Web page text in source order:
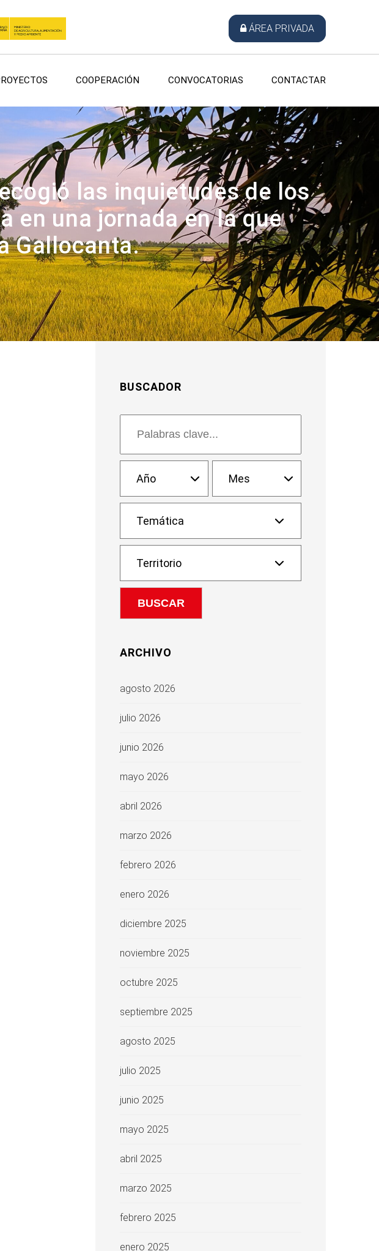
ÁREA PRIVADA
COOPERACIÓN CONVOCATORIAS CONTACTAR
las inquietudes de los
en una jornada en la que
Gallocanta.
BUSCADOR
ARCHIVO
agosto 2026
julio 2026
junio 2026
mayo 2026
abril 2026
marzo 2026
febrero 2026
enero 2026
diciembre 2025
noviembre 2025
octubre 2025
septiembre 2025
agosto 2025
julio 2025
junio 2025
mayo 2025
abril 2025
marzo 2025
febrero 2025
enero 2025